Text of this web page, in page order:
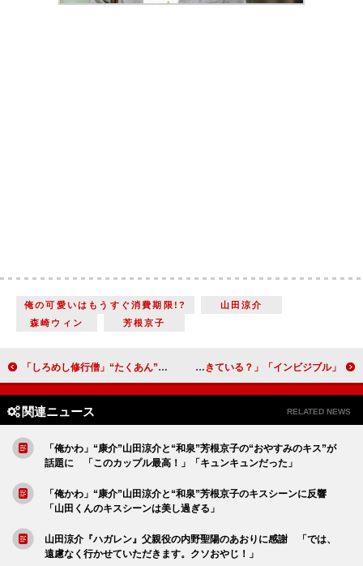
俺の可愛いはもうすぐ消費期限!?
山田涼介
森崎ウィン
芳根京子
「しろめし修行僧」“たくあん”岡部大に「まるで令和の寅さん」の声 「映画化いけると思う」「続編を所望します」 「インビジブル」警察内部の凶悪犯「リーパー」予測が面白い 「鑑識の“近松”谷恭輔が怪しい」「実は“犬飼”原田泰造が生きている？」
関連ニュース RELATED NEWS
「俺かわ」“康介”山田涼介と“和泉”芳根京子の“おやすみのキス”が
話題に 「このカップル最高！」「キュンキュンだった」
「俺かわ」“康介”山田涼介と“和泉”芳根京子のキスシーンに反響
「山田くんのキスシーンは美し過ぎる」
山田涼介『ハガレン』父親役の内野聖陽のあおりに感謝 「では、
遠慮なく行かせていただきます。クソおやじ！」